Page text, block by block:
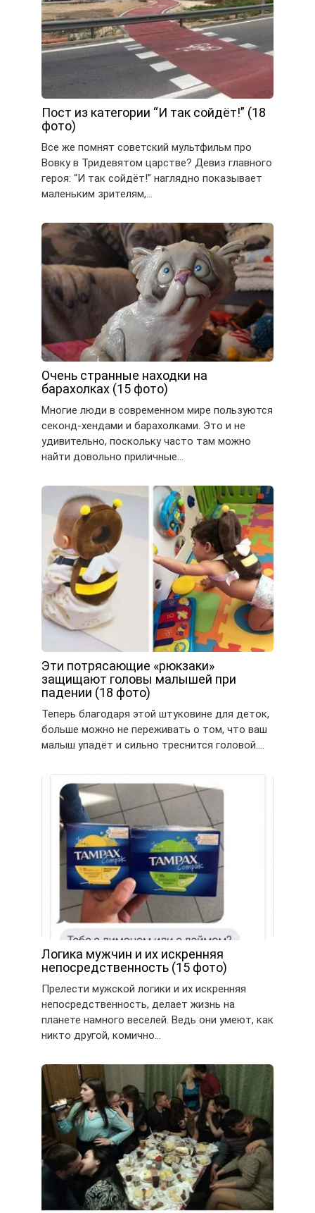
Пост из категории “И так сойдёт!” (18
фото)
Все же помнят советский мультфильм про
Вовку в Тридевятом царстве? Девиз главного
героя: “И так сойдёт!” наглядно показывает
маленьким зрителям,…
Очень странные находки на
барахолках (15 фото)
Многие люди в современном мире пользуются
секонд-хендами и барахолками. Это и не
удивительно, поскольку часто там можно
найти довольно приличные…
Эти потрясающие «рюкзаки»
защищают головы малышей при
падении (18 фото)
Теперь благодаря этой штуковине для деток,
больше можно не переживать о том, что ваш
малыш упадёт и сильно треснится головой….
Логика мужчин и их искренняя
непосредственность (15 фото)
Прелести мужской логики и их искренняя
непосредственность, делает жизнь на
планете намного веселей. Ведь они умеют, как
никто другой, комично…